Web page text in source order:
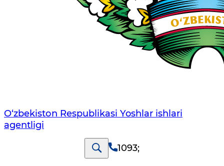
O‘zbеkistоn Rеspublikаsi Yoshlar ishlari
agentligi
1093;